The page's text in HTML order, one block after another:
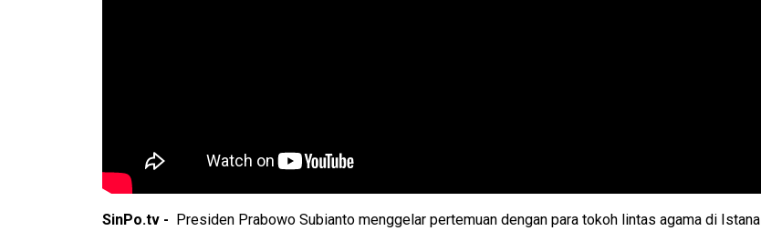
SinPo.tv -
Presiden Prabowo Subianto menggelar pertemuan dengan para tokoh lintas agama di Istana